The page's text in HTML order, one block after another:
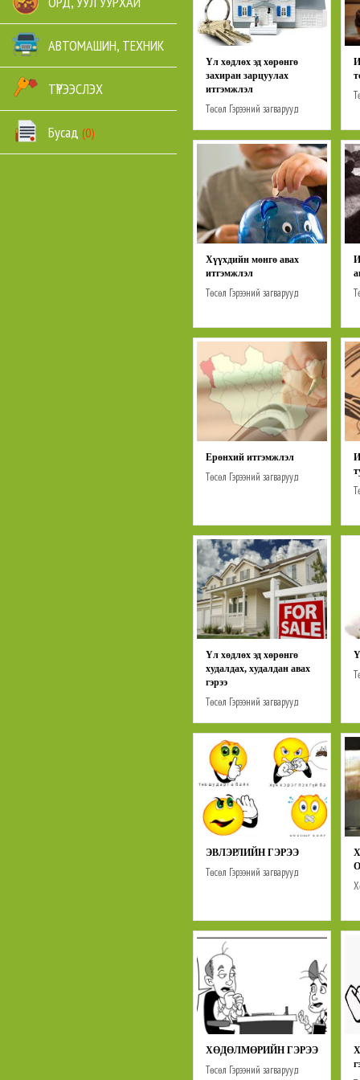
АВТОМАШИН, ТЕХНИК
ТҮРЭЭСЛЭХ
Бусад (0)
Үл хөдлөх эд хөрөнгө
захиран зарцуулах
итгэмжлэл
Төсөл Гэрээний загварууд
Хүүхдийн мөнгө авах
итгэмжлэл
Төсөл Гэрээний загварууд
Ерөнхий итгэмжлэл
Төсөл Гэрээний загварууд
Үл хөдлөх эд хөрөнгө
худалдах, худалдан авах
гэрээ
Төсөл Гэрээний загварууд
ЭВЛЭРЛИЙН ГЭРЭЭ
Төсөл Гэрээний загварууд
ХӨДӨЛМӨРИЙН ГЭРЭЭ
Төсөл Гэрээний загварууд